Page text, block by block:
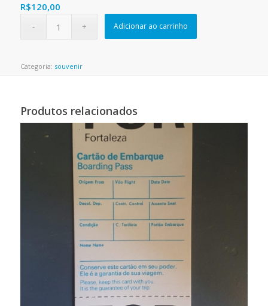
R$120,00
Adicionar ao carrinho
Categoria: souvenir
Produtos relacionados